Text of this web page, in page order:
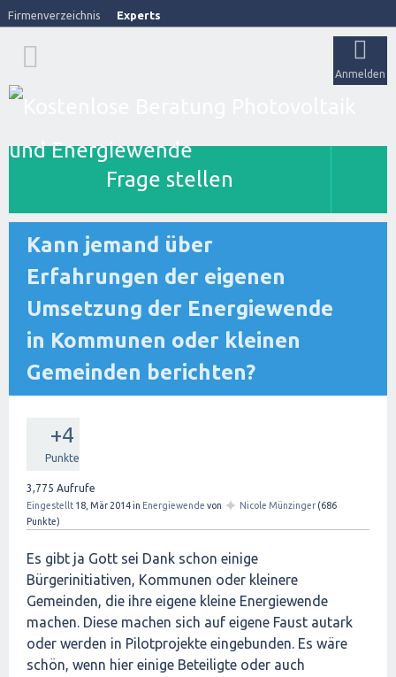
Firmenverzeichnis Experts
Anmelden
Frage stellen
Kann jemand über
Erfahrungen der eigenen
Umsetzung der Energiewende
in Kommunen oder kleinen
Gemeinden berichten?
+4
Punkte
3,775 Aufrufe
Eingestellt 18, Mär 2014in Energiewende von ✦ Nicole Münzinger (686
Punkte)
Es gibt ja Gott sei Dank schon einige
Bürgerinitiativen, Kommunen oder kleinere
Gemeinden, die ihre eigene kleine Energiewende
machen. Diese machen sich auf eigene Faust autark
oder werden in Pilotprojekte eingebunden. Es wäre
schön, wenn hier einige Beteiligte oder auch